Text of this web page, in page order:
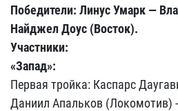
Победители: Линус Умарк —
Найджел Доус (Восток).
Участники:
«Запад»:
Первая тройка: Каспарс
Даниил Апальков (Локомотив)